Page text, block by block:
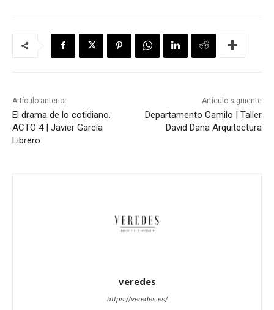
Artículo anterior
El drama de lo cotidiano.
ACTO 4 | Javier García
Librero
Artículo siguiente
Departamento Camilo | Taller
David Dana Arquitectura
veredes
https://veredes.es/